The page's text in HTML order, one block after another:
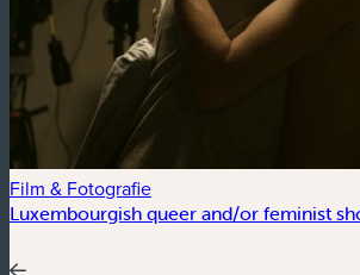
Film & Fotografie
Luxembourgish queer and/or feminist